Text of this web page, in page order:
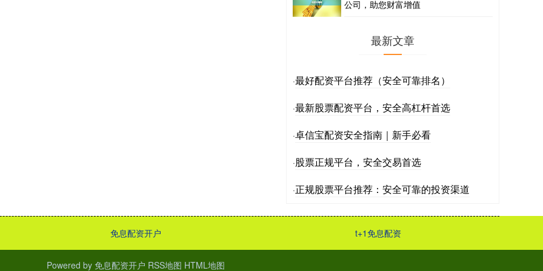
公司，助您财富增值
最新文章
·最好配资平台推荐（安全可靠排名）
·最新股票配资平台，安全高杠杆首选
·卓信宝配资安全指南｜新手必看
·股票正规平台，安全交易首选
·正规股票平台推荐：安全可靠的投资渠道
免息配资开户 t+1免息配资
Powered by 免息配资开户 RSS地图 HTML地图